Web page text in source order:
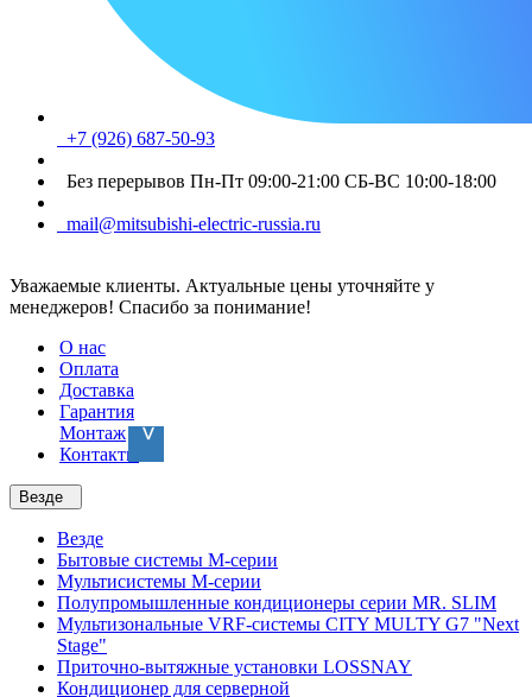
+7 (926) 687-50-93
Без перерывов Пн-Пт 09:00-21:00 СБ-ВС 10:00-18:00
mail@mitsubishi-electric-russia.ru
Уважаемые клиенты. Актуальные цены уточняйте у
менеджеров! Спасибо за понимание!
О нас
Оплата
Доставка
Гарантия
Монтаж
Контакты
Везде
Везде
Бытовые системы M-серии
Мультисистемы M-серии
Полупромышленные кондиционеры серии MR. SLIM
Мультизональные VRF-системы CITY MULTY G7 "Next
Stage"
Приточно-вытяжные установки LOSSNAY
Кондиционер для серверной